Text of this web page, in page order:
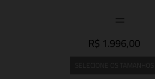
R$ 1.996,00